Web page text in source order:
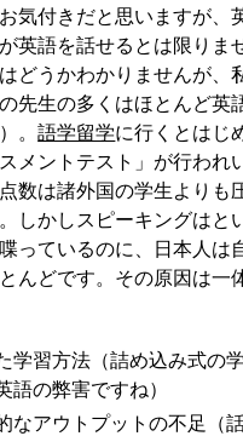
気付きだと思いますが、
英語を話せるとは限りま
どうかわかりませんが、
先生の多くはほとんど英
。語学留学に行くとはじ
スメントテスト」が行わ
数は諸外国の学生よりも
しかしスピーキングはと
っているのに、日本人は
んどです。その原因は一
学習方法（詰め込み式の
語の弊害ですね）
なアウトプットの不足（